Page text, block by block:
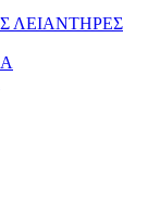
ΛΕΙΑΝΤΗΡΕΣ